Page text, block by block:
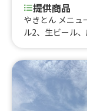
提供商品
やきとん メニュ
ル2、生ビール